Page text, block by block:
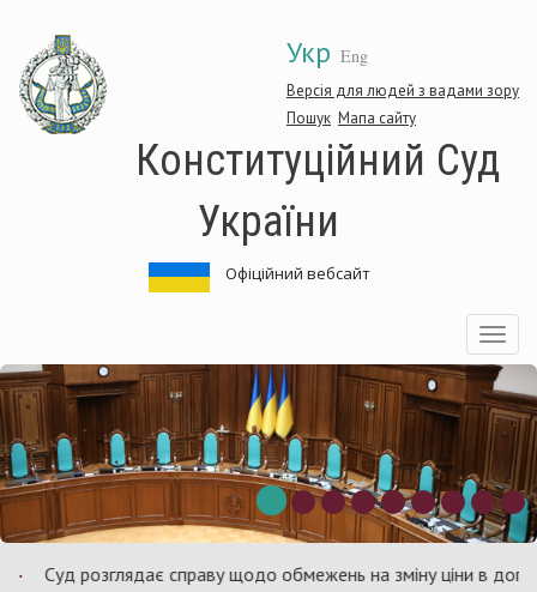
основного
матеріалу
Укр Eng
Версія для людей з вадами зору
Пошук Мапа сайту
Конституційний Суд
України
Офіційний вебсайт
Toggle
Суд розглядає справу щодо обмежень на зміну ціни в